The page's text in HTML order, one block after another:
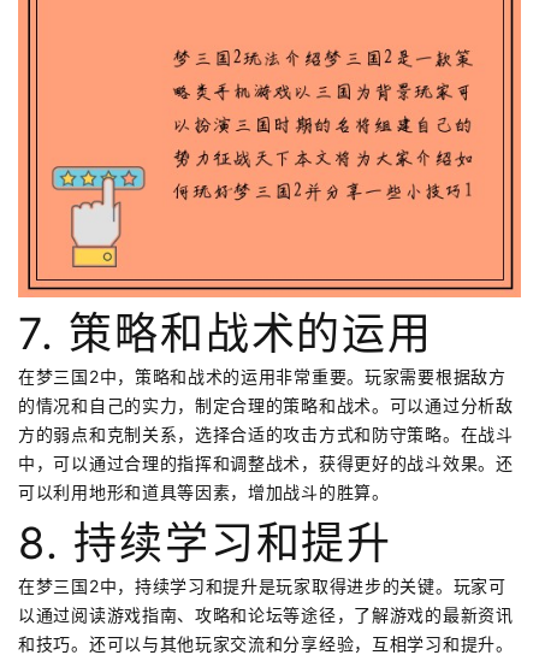
7. 策略和战术的运用
在梦三国2中，策略和战术的运用非常重要。玩家需要根据敌方
的情况和自己的实力，制定合理的策略和战术。可以通过分析敌
方的弱点和克制关系，选择合适的攻击方式和防守策略。在战斗
中，可以通过合理的指挥和调整战术，获得更好的战斗效果。还
可以利用地形和道具等因素，增加战斗的胜算。
8. 持续学习和提升
在梦三国2中，持续学习和提升是玩家取得进步的关键。玩家可
以通过阅读游戏指南、攻略和论坛等途径，了解游戏的最新资讯
和技巧。还可以与其他玩家交流和分享经验，互相学习和提升。